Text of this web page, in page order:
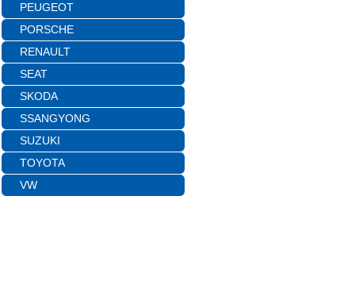
PEUGEOT
PORSCHE
RENAULT
SEAT
SKODA
SSANGYONG
SUZUKI
TOYOTA
VW